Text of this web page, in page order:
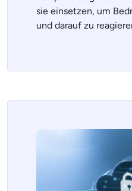
sie einsetzen, um
und darauf zu